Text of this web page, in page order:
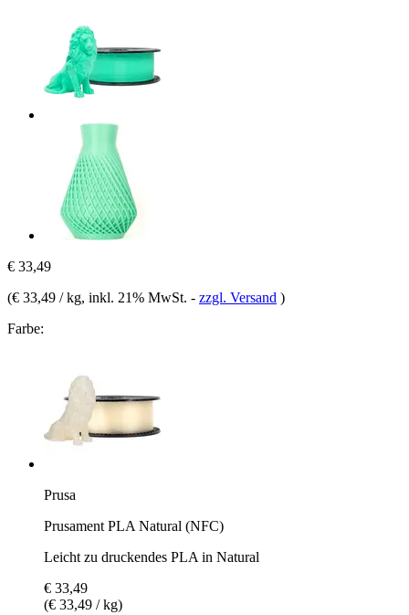
€ 33,49
(€ 33,49 / kg, inkl. 21% MwSt. - zzgl. Versand )
Farbe:
Prusa
Prusament PLA Natural (NFC)
Leicht zu druckendes PLA in Natural
€ 33,49
(€ 33,49 / kg)